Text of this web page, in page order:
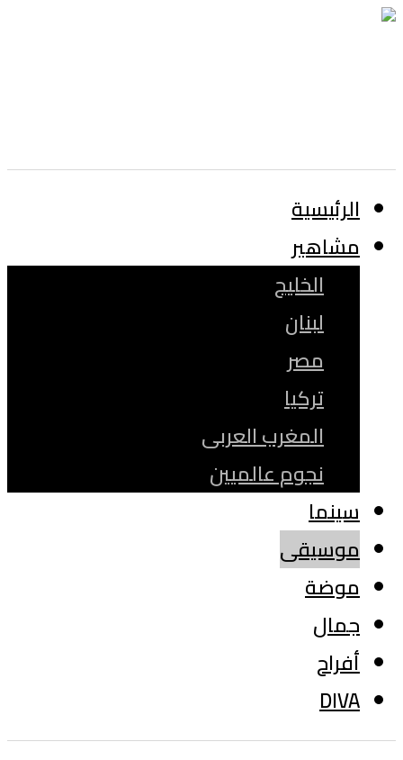
الرئيسية
مشاهير
الخليج
لبنان
مصر
تركيا
المغرب العربى
نجوم عالميين
سينما
موسيقى
موضة
جمال
أفراح
DIVA